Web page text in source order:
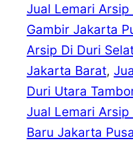
Jual Lemari Arsip
Gambir Jakarta
Arsip Di Duri
Jakarta Barat,
Duri Utara
Jual Lemari
Baru Jakarta